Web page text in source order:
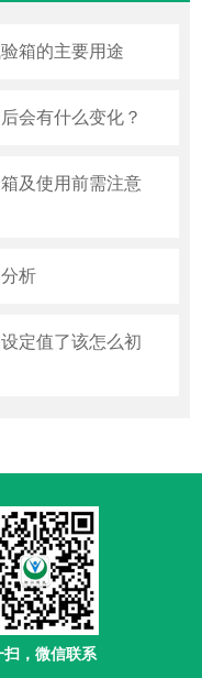
箱的主要用途
会有什么变化？
及使用前需注意
析
定值了该怎么初
扫，微信联系